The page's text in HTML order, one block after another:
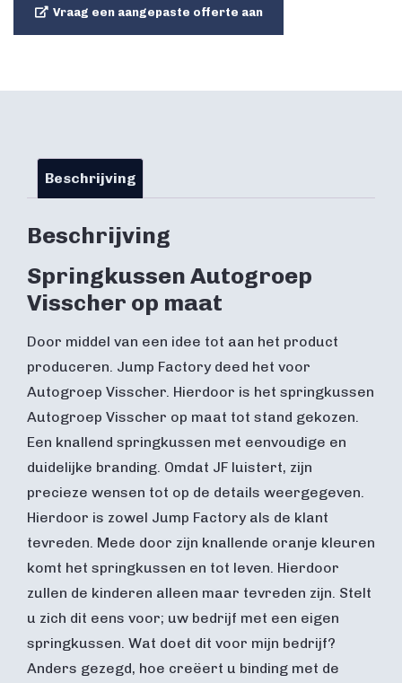
Vraag een aangepaste offerte aan
Beschrijving
Beschrijving
Springkussen Autogroep
Visscher op maat
Door middel van een idee tot aan het product
produceren. Jump Factory deed het voor
Autogroep Visscher. Hierdoor is het springkussen
Autogroep Visscher op maat tot stand gekozen.
Een knallend springkussen met eenvoudige en
duidelijke branding. Omdat JF luistert, zijn
precieze wensen tot op de details weergegeven.
Hierdoor is zowel Jump Factory als de klant
tevreden. Mede door zijn knallende oranje kleuren
komt het springkussen en tot leven. Hierdoor
zullen de kinderen alleen maar tevreden zijn. Stelt
u zich dit eens voor; uw bedrijf met een eigen
springkussen. Wat doet dit voor mijn bedrijf?
Anders gezegd, hoe creëert u binding met de